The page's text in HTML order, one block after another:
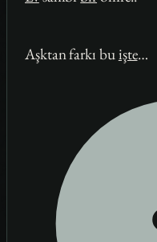
Aşktan farkı buişte…